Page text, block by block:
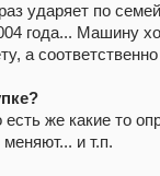
ударяет по
года... Машину
а
же какие то
и т.п.